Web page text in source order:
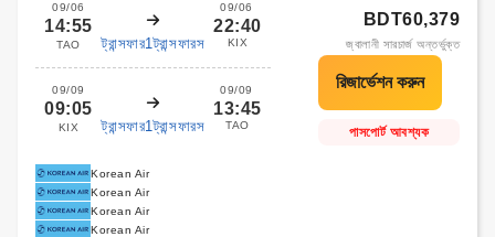
09/06
14:55
TAO ট্রান্সফার1ট্রান্সফারস
09/06
22:40
KIX
09/09
09:05
KIX ট্রান্সফার1ট্রান্সফারস
09/09
13:45
TAO
BDT60,379
জ্বালানী সারচার্জ অন্তর্ভুক্ত
পাসপোর্ট আবশ্যক
Korean Air
Korean Air
Korean Air
Korean Air